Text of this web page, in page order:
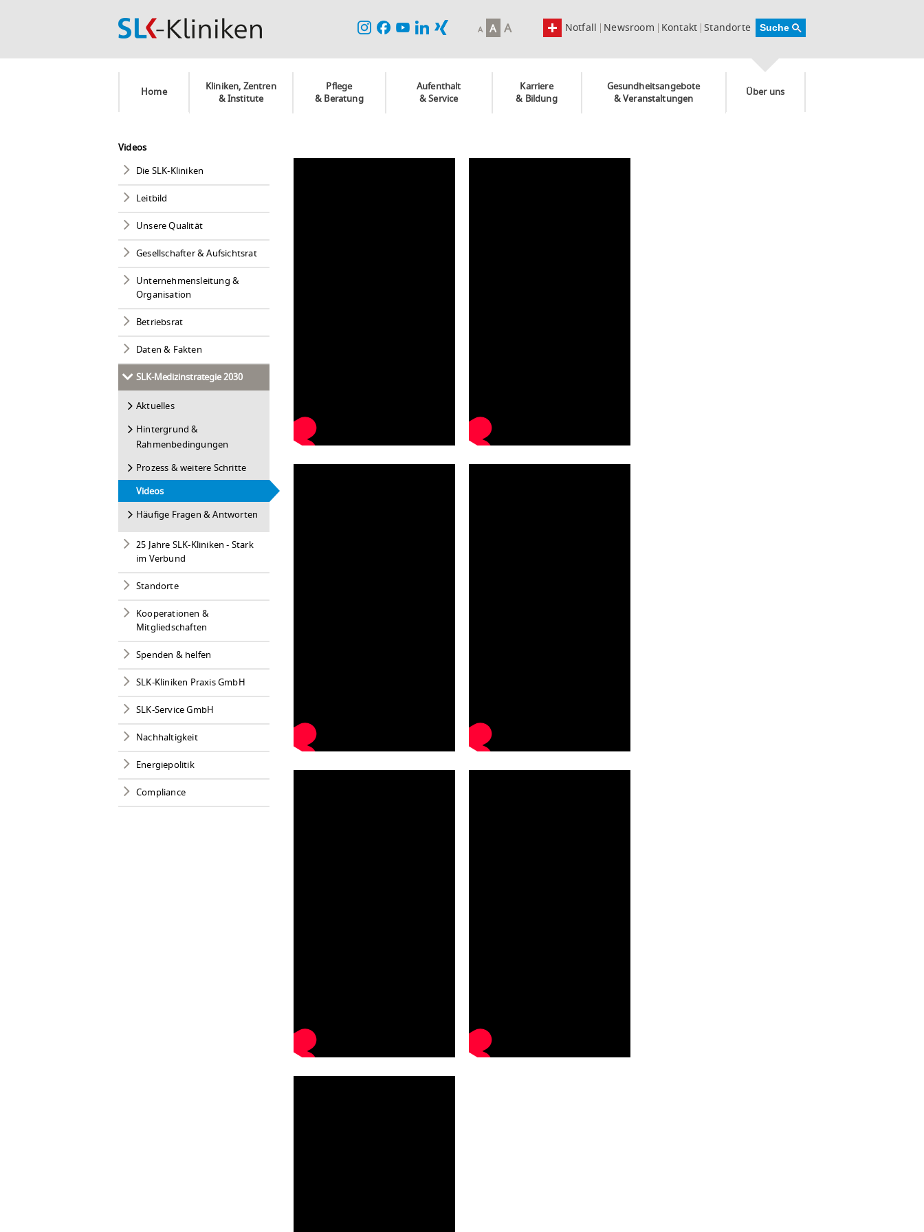
Newsroom Kontakt Standorte
Notfall
A A A
Home
Kliniken, Zentren
& Institute
Pflege
& Beratung
Aufenthalt
& Service
Karriere
& Bildung
Gesundheitsangebote
& Veranstaltungen
Über uns
Videos
Die SLK-Kliniken
Leitbild
Unsere Qualität
Gesellschafter & Aufsichtsrat
Unternehmensleitung &
Organisation
Betriebsrat
Daten & Fakten
SLK-Medizinstrategie 2030
Aktuelles
Hintergrund &
Rahmenbedingungen
Prozess & weitere Schritte
Videos
Häufige Fragen & Antworten
25 Jahre SLK-Kliniken - Stark
im Verbund
Standorte
Kooperationen &
Mitgliedschaften
Spenden & helfen
SLK-Kliniken Praxis GmbH
SLK-Service GmbH
Nachhaltigkeit
Energiepolitik
Compliance